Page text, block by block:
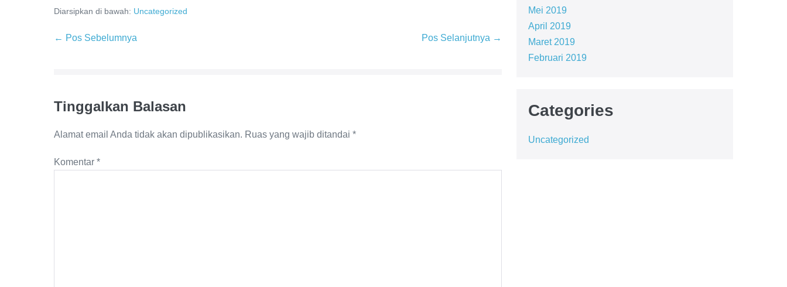
Diarsipkan di bawah: Uncategorized
Navigasi
← Pos Sebelumnya Pos Selanjutnya →
Tinggalkan Balasan
Alamat email Anda tidak akan dipublikasikan. Ruas yang wajib ditandai *
Komentar *
Mei 2019
April 2019
Maret 2019
Februari 2019
Categories
Uncategorized